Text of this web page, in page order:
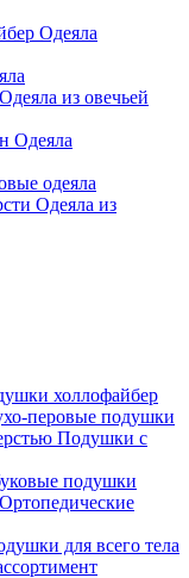
Одеяла
Одеяла из овечьей
Одеяла
одеяла
Одеяла из
холлофайбер
перовые подушки
Подушки с
подушки
Ортопедические
для всего тела